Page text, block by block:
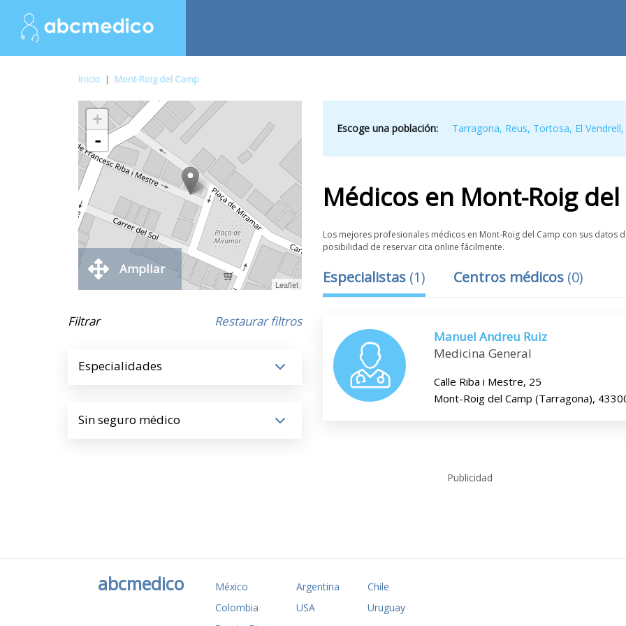
Inicio | Mont-Roig del Camp
+
-
Leaflet
Ampliar
Filtrar Restaurar filtros
Especialidades
Sin seguro médico
Escoge una población: Tarragona, Reus, Tortosa, El Vendrell
Médicos en Mont-Roig
Los mejores profesionales médicos en Mont-Roig del Camp con sus datos
posibilidad de reservar cita online fácilmente.
Especialistas (1) Centros médicos (0)
Manuel Andreu Ruiz
Medicina General
Calle Riba i Mestre, 25
Mont-Roig del Camp (Tarragona),
Publicidad
abcmedico México Argentina
Chile
Colombia
USA
Uruguay